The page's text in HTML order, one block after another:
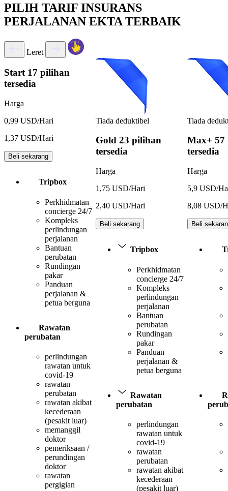
PILIH TARIF INSURANS
PERJALANAN EKTA TERBAIK
Leret
Start 17 pilihan
tersedia
Harga
0,99 USD/Hari
1,37 USD/Hari
Beli sekarang
Tripbox
Perkhidmatan
concierge 24/7
Kompleks
perlindungan
perjalanan
Bantuan
perubatan
Rundingan
pakar
Panduan
perjalanan &
petua berguna
Rawatan
perubatan
perlindungan
rawatan untuk
covid-19
rawatan
perubatan
rawatan akibat
kecederaan
(pesakit luar)
memanggil
doktor
pemeriksaan /
perundingan
doktor
rawatan
pergigian
Tiada deduktibel
Gold 23 pilihan
tersedia
Harga
1,75 USD/Hari
2,40 USD/Hari
Beli sekarang
Tripbox
Perkhidmatan
concierge 24/7
Kompleks
perlindungan
perjalanan
Bantuan
perubatan
Rundingan
pakar
Panduan
perjalanan &
petua berguna
Rawatan
perubatan
perlindungan
rawatan untuk
covid-19
rawatan
perubatan
rawatan akibat
kecederaan
(pesakit luar)
Tiada
Max+ 57
tersedia
Harga
5,9 USD/
8,08 USD/
Beli